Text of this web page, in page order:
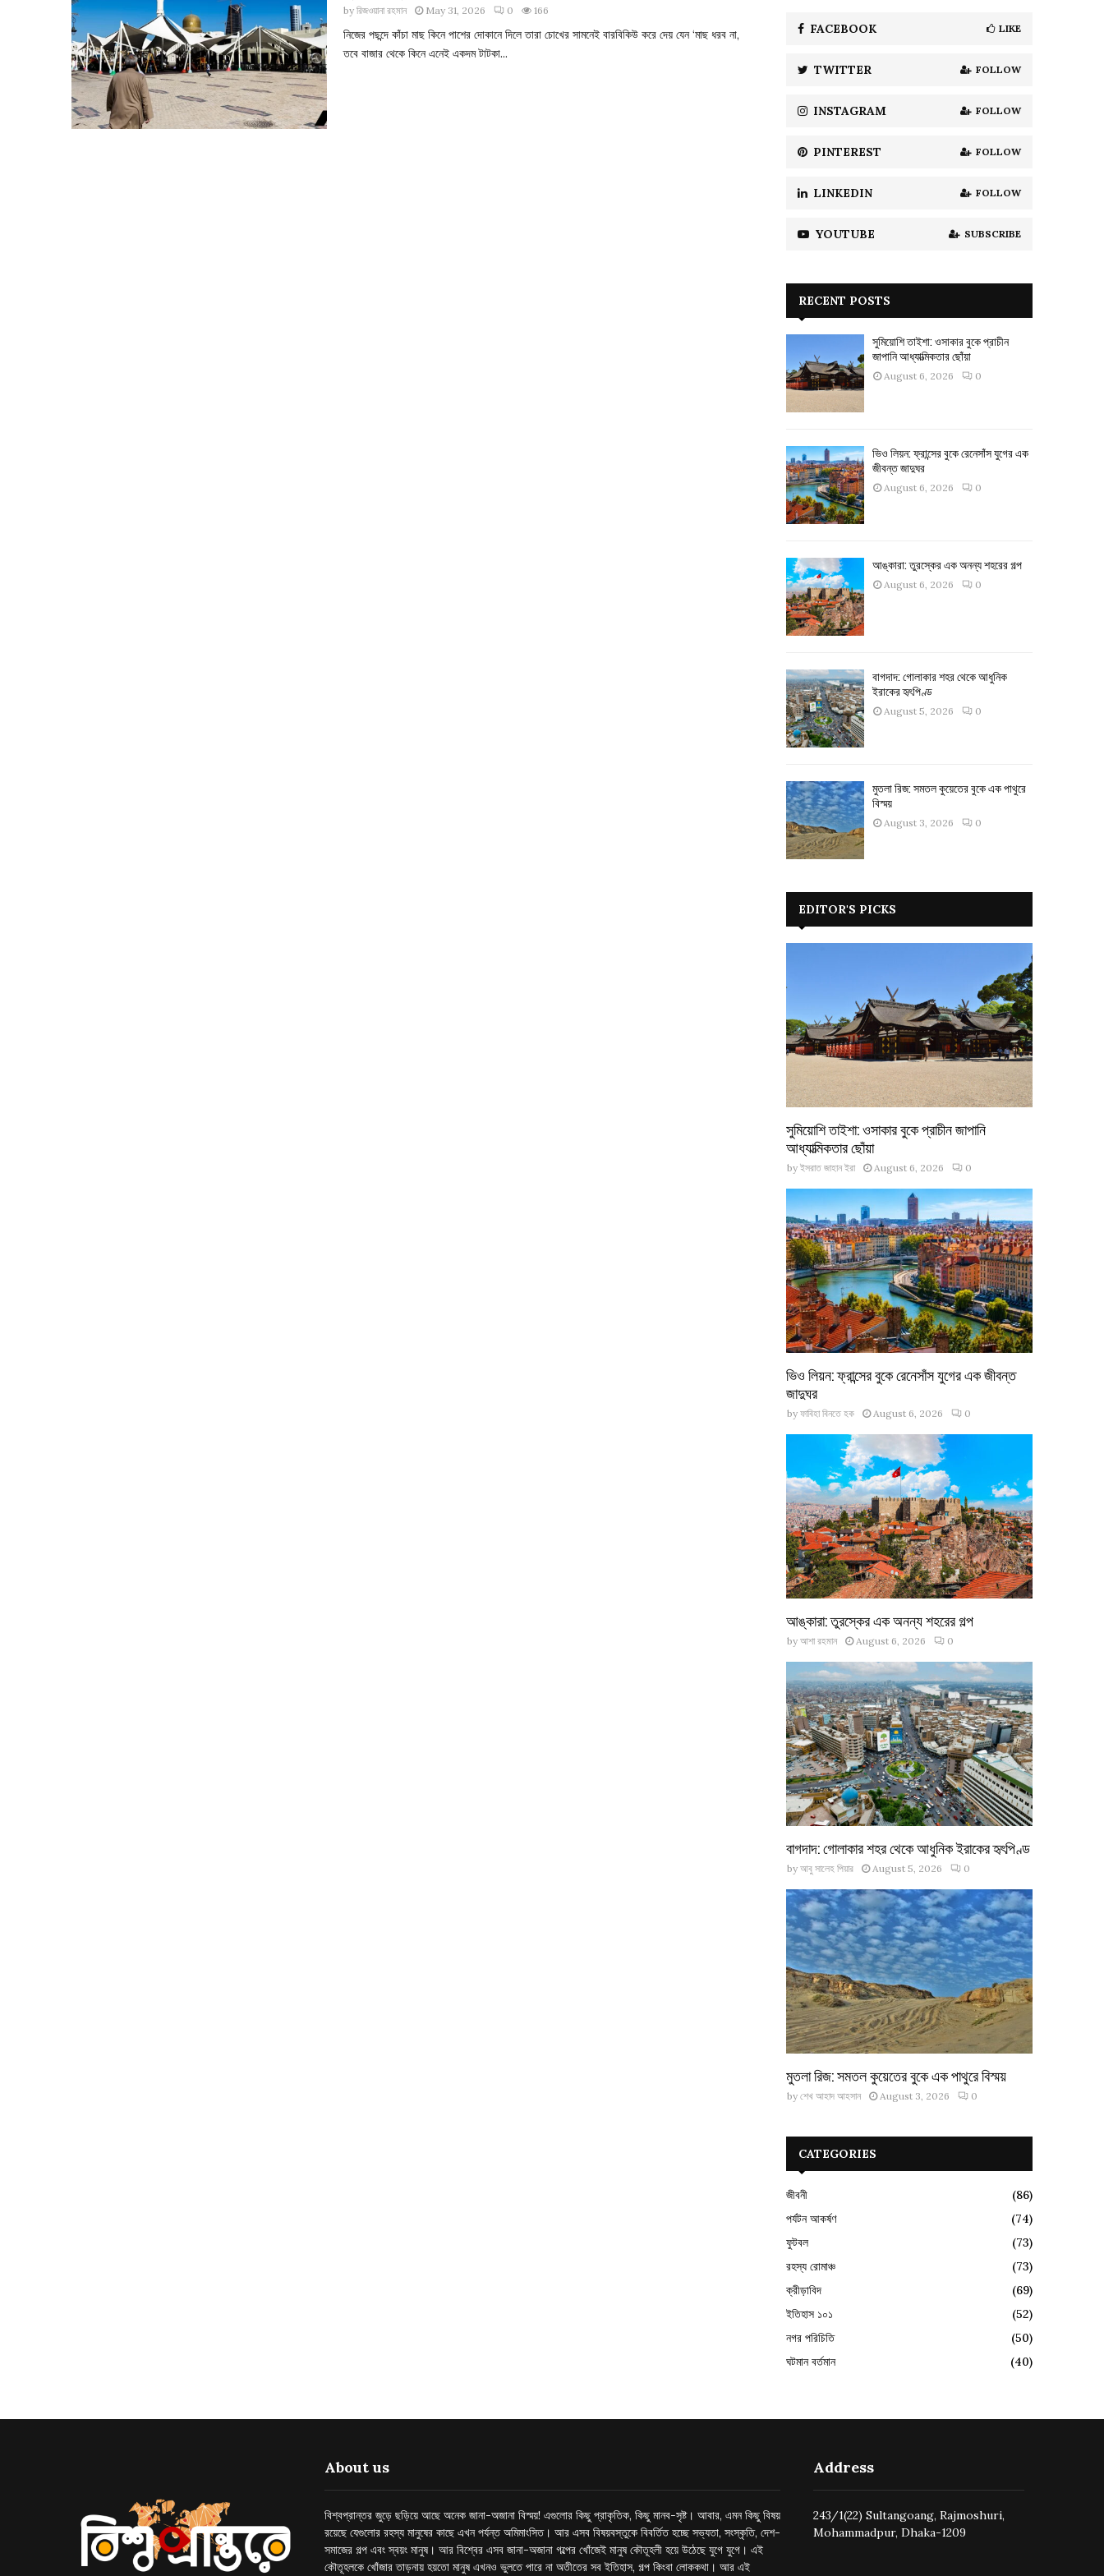
byরিজওয়ানা রহমান May 31, 2026 0 166
নিজের পছন্দে কাঁচা মাছ কিনে পাশের দোকানে দিলে তারা চোখের সামনেই বারবিকিউ করে দেয় যেন ‘মাছ ধরব না,
তবে বাজার থেকে কিনে এনেই একদম টাটকা...
C
H
FACEBOOK LIKE
TWITTER FOLLOW
INSTAGRAM FOLLOW
PINTEREST FOLLOW
LINKEDIN FOLLOW
YOUTUBE SUBSCRIBE
RECENT POSTS
সুমিয়োশি তাইশা: ওসাকার বুকে প্রাচীন
জাপানি আধ্যাত্মিকতার ছোঁয়া
August 6, 2026 0
ভিও লিয়ন: ফ্রান্সের বুকে রেনেসাঁস যুগের এক
জীবন্ত জাদুঘর
August 6, 2026 0
আঙ্কারা: তুরস্কের এক অনন্য শহরের গল্প
August 6, 2026 0
বাগদাদ: গোলাকার শহর থেকে আধুনিক
ইরাকের হৃৎপিণ্ড
August 5, 2026 0
মুতলা রিজ: সমতল কুয়েতের বুকে এক পাথুরে
বিস্ময়
August 3, 2026 0
EDITOR'S PICKS
সুমিয়োশি তাইশা: ওসাকার বুকে প্রাচীন জাপানি
আধ্যাত্মিকতার ছোঁয়া
by ইসরাত জাহান ইরা August 6, 2026 0
ভিও লিয়ন: ফ্রান্সের বুকে রেনেসাঁস যুগের এক জীবন্ত
জাদুঘর
by ফাবিহা বিনতে হক August 6, 2026 0
আঙ্কারা: তুরস্কের এক অনন্য শহরের গল্প
by আশা রহমান August 6, 2026 0
বাগদাদ: গোলাকার শহর থেকে আধুনিক ইরাকের হৃৎপিণ্ড
by আবু সালেহ পিয়ার August 5, 2026 0
মুতলা রিজ: সমতল কুয়েতের বুকে এক পাথুরে বিস্ময়
by শেখ আহাদ আহসান August 3, 2026 0
CATEGORIES
জীবনী
(86)
পর্যটন আকর্ষণ
(74)
ফুটবল
(73)
রহস্য রোমাঞ্চ
(73)
ক্রীড়াবিদ
(69)
ইতিহাস ১০১
(52)
নগর পরিচিতি
(50)
ঘটমান বর্তমান
(40)
About us
বিশ্বপ্রান্তর জুড়ে ছড়িয়ে আছে অনেক জানা-অজানা বিস্ময়! এগুলোর কিছু প্রাকৃতিক, কিছু মানব-সৃষ্ট। আবার, এমন কিছু বিষয়
রয়েছে যেগুলোর রহস্য মানুষের কাছে এখন পর্যন্ত অমিমাংসিত। আর এসব বিষয়বস্তুকে বিবর্তিত হচ্ছে সভ্যতা, সংস্কৃতি, দেশ-
সমাজের গল্প এবং স্বয়ং মানুষ। আর বিশ্বের এসব জানা-অজানা গল্পের খোঁজেই মানুষ কৌতূহলী হয়ে উঠেছে যুগে যুগে। এই
কৌতূহলকে খোঁজার তাড়নায় হয়তো মানুষ এখনও ভুলতে পারে না অতীতের সব ইতিহাস, গল্প কিংবা লোককথা। আর এই
Address
243/1(22) Sultangoang, Rajmoshuri,
Mohammadpur, Dhaka-1209